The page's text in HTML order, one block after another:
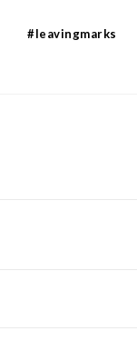
#leavingmarks